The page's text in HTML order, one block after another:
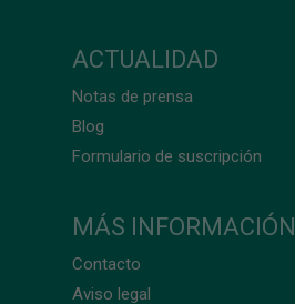
ACTUALIDAD
Notas de prensa
Blog
Formulario de suscripción
MÁS INFORMACIÓN
Contacto
Aviso legal